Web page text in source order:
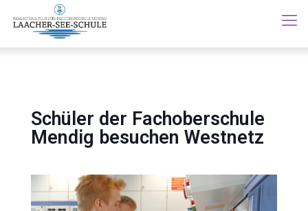
Schüler der Fachoberschule
Mendig besuchen Westnetz